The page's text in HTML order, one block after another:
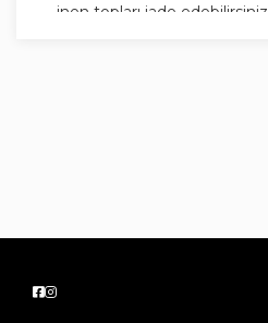
inen topları iade edebilirsiniz.